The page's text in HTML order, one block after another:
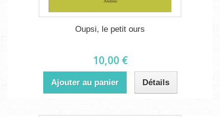
Oupsi, le petit ours
10,00 €
Ajouter au panier Détails